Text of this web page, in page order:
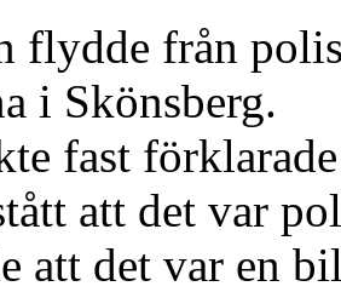
flydde från
i Skönsberg.
fast
att det var
att det var en